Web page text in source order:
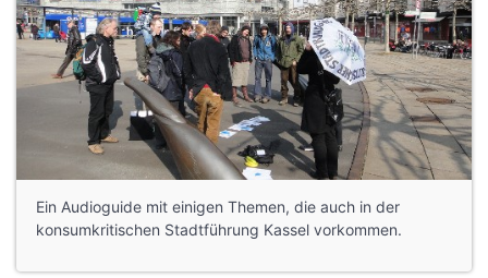
Ein Audioguide mit einigen Themen, die auch in der
konsumkritischen Stadtführung Kassel vorkommen.